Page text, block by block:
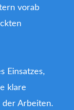
vorab
Einsatzes,
klare
der Arbeiten.